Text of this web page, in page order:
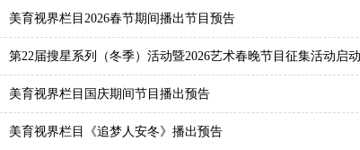
美育视界栏目2026春节期间播出节目预告
第22届搜星系列（冬季）活动暨2026艺术春晚节目征集活动启动
美育视界栏目国庆期间节目播出预告
美育视界栏目《追梦人安冬》播出预告